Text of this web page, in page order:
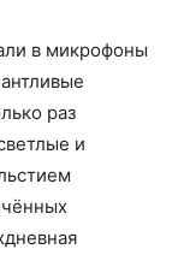
в микрофоны
раз
и